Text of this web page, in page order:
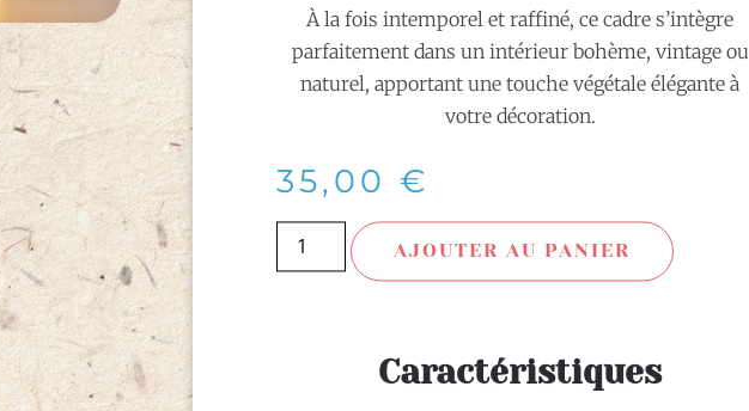
À la fois intemporel et raffiné, ce cadre s’intègre
parfaitement dans un intérieur bohème, vintage ou
naturel, apportant une touche végétale élégante à
votre décoration.
35,00 €
AJOUTER AU PANIER
Caractéristiques